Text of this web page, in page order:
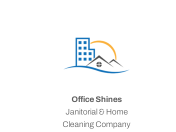
Office Shines
Janitorial & Home
Cleaning Company